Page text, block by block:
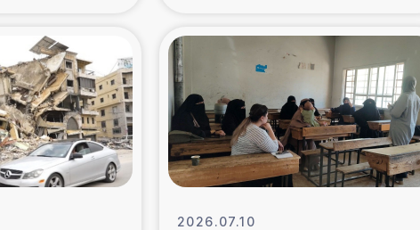
コーヒー生産者支援 アイナロ
ベイルート大規模爆発被災者支援
アグロフォレストリー（カカオ）事業
2026.07.10